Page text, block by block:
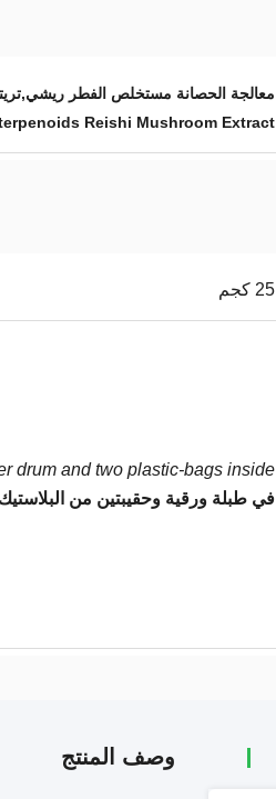
معالجة الحصانة مستخلص الفطر
Reishi Mushroom Extract
25 كجم
drum and two plastic-bags inside.
في طبلة ورقية وحقيبتين من
وصف المنتج